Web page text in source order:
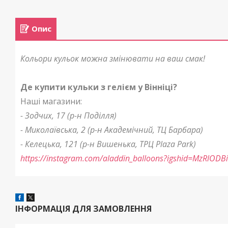
Опис
Кольори кульок можна змінювати на ваш смак!
Де купити кульки з гелієм у Вінніці?
Наші магазини:
- Зодчих, 17 (р-н Поділля)
- Миколаївська, 2 (р-н Академічний, ТЦ Барбара)
- Келецька, 121 (р-н Вишенька, ТРЦ Plaza Park)
https://instagram.com/
ІНФОРМАЦІЯ ДЛЯ ЗАМОВЛЕННЯ